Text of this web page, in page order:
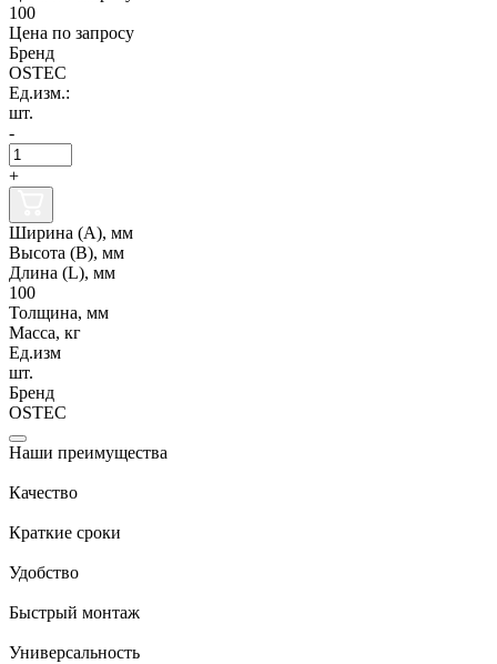
100
Цена по запросу
Бренд
OSTEC
Ед.изм.:
шт.
-
+
Ширина (А), мм
Высота (В), мм
Длина (L), мм
100
Толщина, мм
Масса, кг
Ед.изм
шт.
Бренд
OSTEC
Наши преимущества
Качество
Краткие сроки
Удобство
Быстрый монтаж
Универсальность